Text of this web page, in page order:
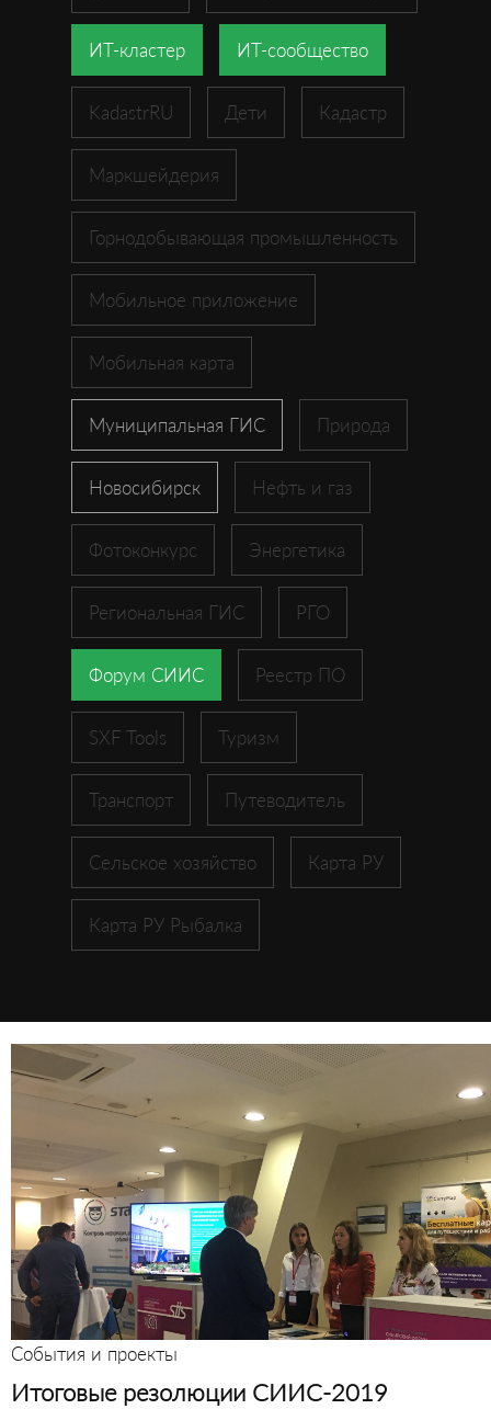
ИТ-кластер ИТ-сообщество
KadastrRU Дети Кадастр
Маркшейдерия
Горнодобывающая промышленность
Мобильное приложение
Мобильная карта
Муниципальная ГИС Природа
Новосибирск Нефть и газ
Фотоконкурс Энергетика
Региональная ГИС РГО
Форум СИИС Реестр ПО
SXF Tools Туризм
Транспорт Путеводитель
Сельское хозяйство Карта РУ
Карта РУ Рыбалка
События и проекты
Итоговые резолюции СИИС-2019